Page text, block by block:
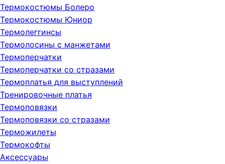
Термокостюмы Болеро
Термокостюмы Юниор
Термолеггинсы
Термолосины с манжетами
Термоперчатки
Термоперчатки со стразами
Термоплатья для выступлений
Тренировочные платья
Термоповязки
Термоповязки со стразами
Терможилеты
Термокофты
Аксессуары